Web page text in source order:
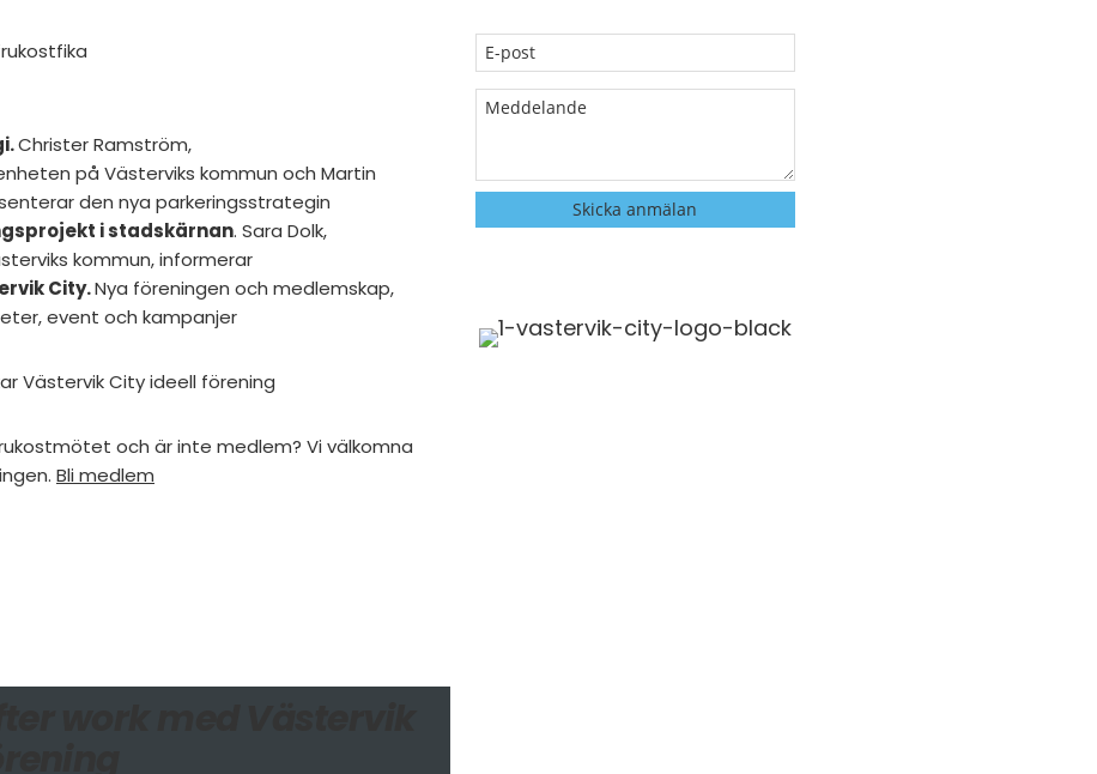
Christer Ramström,
på Västerviks kommun och Martin
den nya parkeringsstrategin
i stadskärnan. Sara Dolk,
kommun, informerar
City.Nya föreningen och medlemskap,
event och kampanjer
Västervik City ideell förening
och är inte medlem? Vi välkomna
Bli medlem